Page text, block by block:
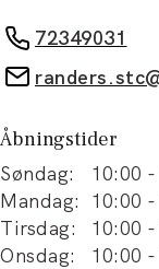
72349031
Åbningstider
Søndag: 10:00 -
Mandag: 10:00 -
Tirsdag: 10:00 -
Onsdag: 10:00 -